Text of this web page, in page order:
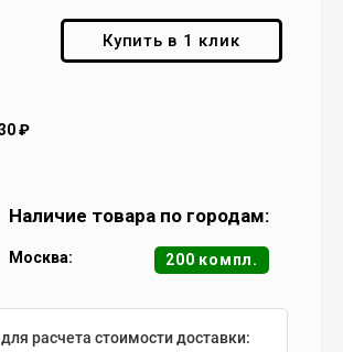
₽
Купить в 1 клик
Наличие товара по городам:
Москва: 200 компл.
расчета стоимости доставки: